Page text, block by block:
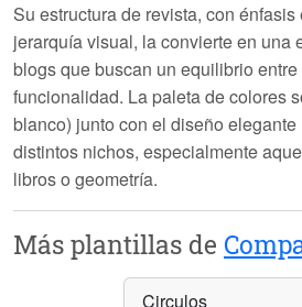
Su estructura de revista, con
jerarquía visual, la convierte en una
blogs que buscan un equilibrio
funcionalidad. La paleta de colores
blanco) junto con el diseño
distintos nichos, especialmente
libros o geometría.
Más plantillas de
Circulos